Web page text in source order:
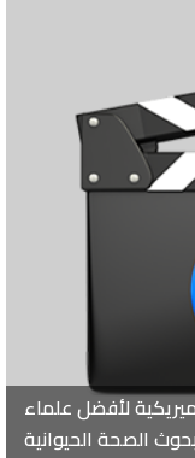
لأفضل علماء